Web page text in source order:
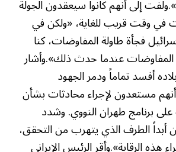
إلى أنهم كانوا سيعقدون الجولة
في وقت قريب للغاية، «ولكن في
فجأة طاولة المفاوضات، كنا
عندما حدث ذلك».وأشار
أفسد تماماً ودمر الجهود
أنهم مستعدون لإجراء محادثات بشأن
على برنامج طهران النووي. وشدد
أبداً الطرف الذي يتهرب من التحقق،
الرقابة».وأقر الرئيس الإيراني